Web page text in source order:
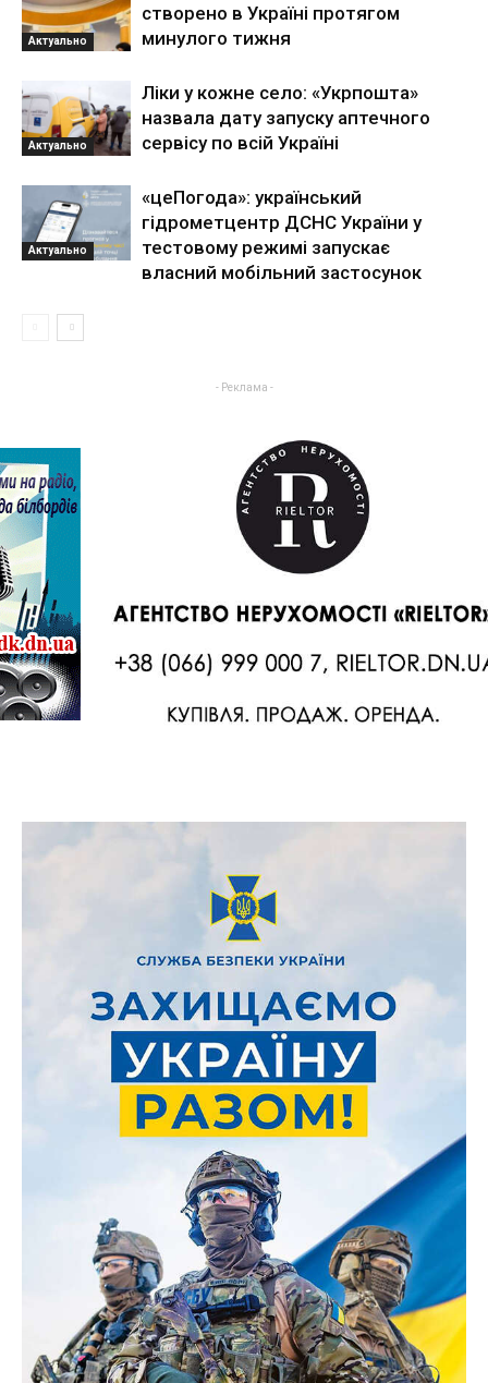
Актуально
створено в Україні протягом
минулого тижня
Актуально
Ліки у кожне село: «Укрпошта»
назвала дату запуску аптечного
сервісу по всій Україні
Актуально
«цеПогода»: український
гідрометцентр ДСНС України у
тестовому режимі запускає
власний мобільний застосунок
- Реклама -